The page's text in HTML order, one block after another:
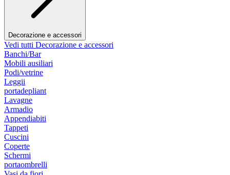
Decorazione e accessori
Vedi tutti Decorazione e accessori
Banchi/Bar
Mobili ausiliari
Podi/vetrine
Leggii
portadepliant
Lavagne
Armadio
Appendiabiti
Tappeti
Cuscini
Coperte
Schermi
portaombrelli